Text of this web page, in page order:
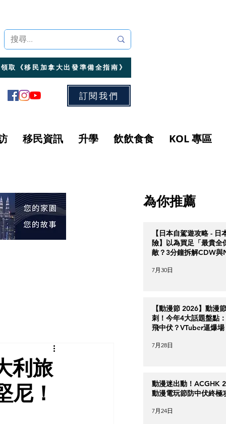
領取《移民加拿大出發準備全指南》
訂閱我們
移民資訊 升學 飲飲食食 KOL 專區
利旅
尼！
為你推薦
【日本自駕遊攻略 - 日
險】以為買足「最貴全
敵？3分鐘拆解CDW與
7月30日
【動漫節 2026】動漫
刺！今年4大話題盤點
飛中伏？VTuber逼爆場
7月28日
動漫迷出動！ACGHK
動漫電玩節防中伏終極
7月24日